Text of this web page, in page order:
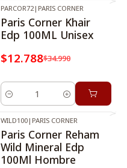
-63%OFF
PARCOR72 | PARIS CORNER
Paris Corner Khair
Edp 100ML Unisex
$12.788$34.990
Cantidad
-40%OFF
WILD100 | PARIS CORNER
Paris Corner Reham
Wild Mineral Edp
100Ml Hombre